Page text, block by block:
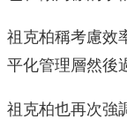
祖克柏稱考慮效
平化管理層然後
祖克柏也再次強